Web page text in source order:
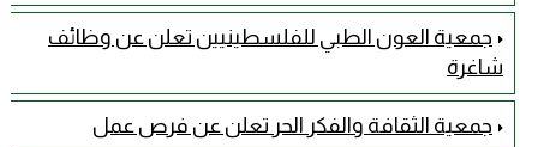
جمعية العون الطبي للفلسطينيين تعلن عن وظائف
شاغرة
جمعية الثقافة والفكر الحر تعلن عن فرص عمل